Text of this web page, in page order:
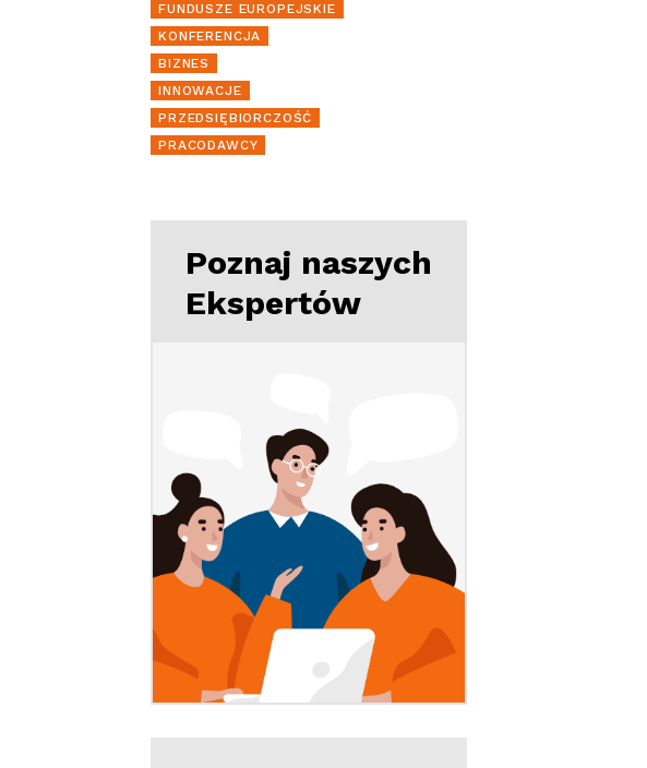
FUNDUSZE EUROPEJSKIE
KONFERENCJA
BIZNES
INNOWACJE
PRZEDSIĘBIORCZOŚĆ
PRACODAWCY
Poznaj naszych
Ekspertów